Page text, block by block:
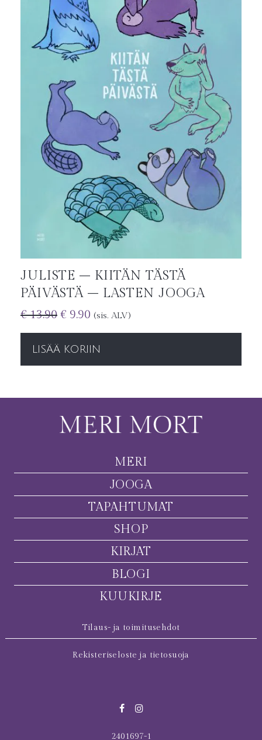
JULISTE – KIITÄN TÄSTÄ
PÄIVÄSTÄ – LASTEN JOOGA
€13.90 € 9.90 (sis. ALV)
LISÄÄ KORIIN
MERI
JOOGA
TAPAHTUMAT
SHOP
KIRJAT
BLOGI
KUUKIRJE
Tilaus- ja toimitusehdot
Rekisteriseloste ja tietosuoja
2401697-1